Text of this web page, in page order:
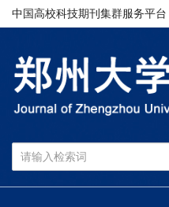
中国高校科技期刊集群服务平台